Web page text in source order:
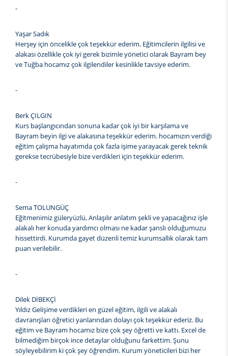
-
Yaşar Sadık
Herşey için öncelikle çok teşekkür ederim. Eğitimcilerin ilgilisi ve
alakası özellikle çok iyi gerek bizimle yönetici olarak Bayram bey
ve Tuğba hocamız çok ilgilendiler kesinlikle tavsiye ederim.
-
Berk ÇILGIN
Kurs başlangıcından sonuna kadar çok iyi bir karşılama ve
Bayram beyin ilgi ve alakasına teşekkür ederim. hocamızın verdiği
eğitim çalışma hayatımda çok fazla işime yarayacak gerek teknik
gerekse tecrübesiyle bize verdikleri için teşekkür ederim.
-
Sema TOLUNGÜÇ
Eğitmenimiz güleryüzlü, Anlaşılır anlatım şekli ve yapacağınız işle
alakalı her konuda yardımcı olması ne kadar şanslı olduğumuzu
hissettirdi. Kurumda gayet düzenli temiz kurumsallık olarak tam
puan verilebilir.
-
Dilek DİBEKÇİ
Yıldız Gelişime verdikleri en güzel eğitim, ilgili ve alakalı
davranışları öğretici yanlarından dolayı çok teşekkür ederiz. Bu
eğitim ve Bayram hocamız bize çok şey öğretti ve kattı. Excel de
bilmediğim birçok ince detaylar olduğunu farkettim. Şunu
söyleyebilirim ki çok şey öğrendim. Kurum yöneticileri bizi her